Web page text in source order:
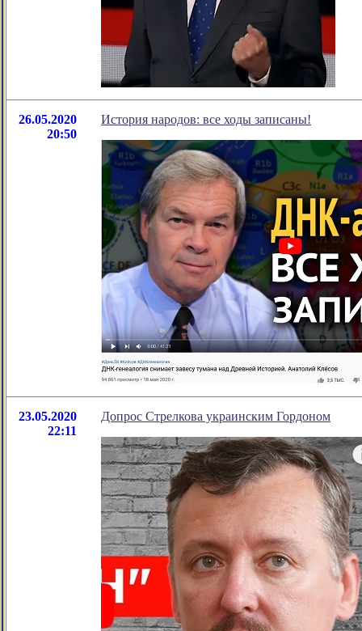
26.05.2020
20:50
История народов: все ходы записаны!
23.05.2020
22:11
Допрос Стрелкова украинским Гордоном